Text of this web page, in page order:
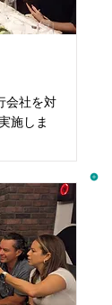
会社を対
施しま